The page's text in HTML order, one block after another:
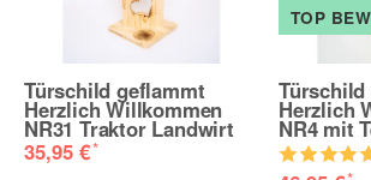
Türschild geflammt
Herzlich Willkommen
NR31 Traktor Landwirt
35,95 €*
TOP
Herzlich
NR4 mit